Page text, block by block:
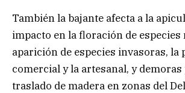
También la bajante afecta a la
impacto en la floración de especies
aparición de especies invasoras, la
comercial y la artesanal, y demoras
traslado de madera en zonas del